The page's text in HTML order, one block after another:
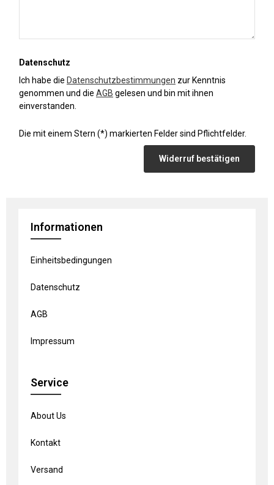
Datenschutz
Ich habe die Datenschutzbestimmungen zur Kenntnis
genommen und die AGB gelesen und bin mit ihnen
einverstanden.
Die mit einem Stern (*) markierten Felder sind Pflichtfelder.
Widerruf bestätigen
Informationen
Einheitsbedingungen
Datenschutz
AGB
Impressum
Service
About Us
Kontakt
Versand